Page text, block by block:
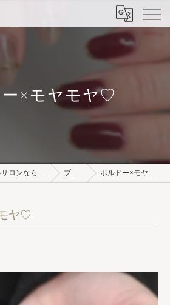
×モヤモヤ♡⁡
富山県富山市のネイルサロンならNail REVE ブログ ボルドー×モヤモヤ♡⁡
ヤ♡⁡